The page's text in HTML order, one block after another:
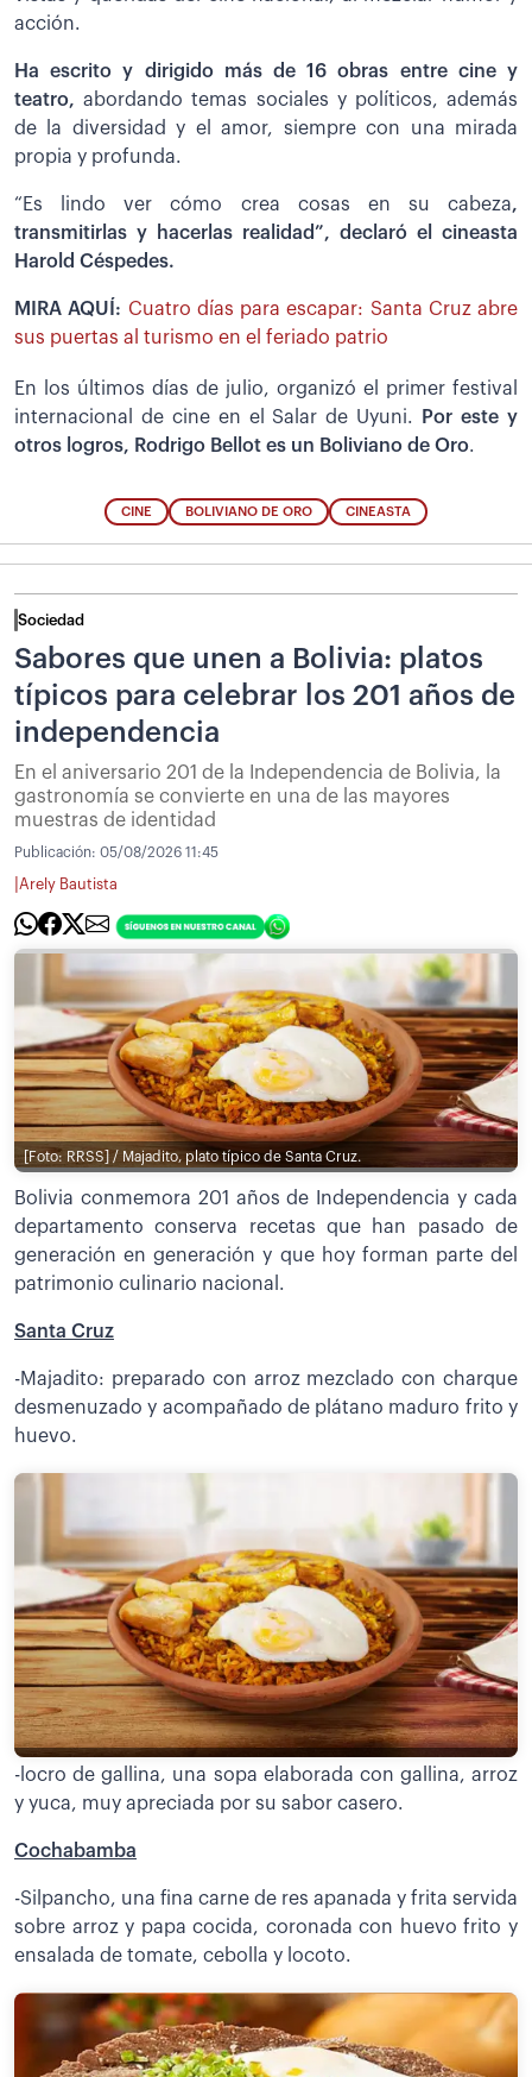
acción.
Ha escrito y dirigido más de 16 obras entre cine y
teatro, abordando temas sociales y políticos, además
de la diversidad y el amor, siempre con una mirada
propia y profunda.
“Es lindo ver cómo crea cosas en su cabeza,
transmitirlas y hacerlas realidad”, declaró el cineasta
Harold Céspedes.
MIRA AQUÍ: Cuatro días para escapar: Santa Cruz abre
sus puertas al turismo en el feriado patrio
En los últimos días de julio, organizó el primer festival
internacional de cine en el Salar de Uyuni.
Por este y
otros logros, Rodrigo Bellot es un Boliviano de Oro.
CINE BOLIVIANO DE ORO CINEASTA
Sociedad
Sabores que unen a Bolivia: platos
típicos para celebrar los 201 años de
independencia
En el aniversario 201 de la Independencia de Bolivia, la
gastronomía se convierte en una de las mayores
muestras de identidad
Publicación: 05/08/2026 11:45
Arely Bautista
[Foto: RRSS] / Majadito, plato típico de Santa Cruz.
Bolivia conmemora 201 años de Independencia y cada
departamento conserva recetas que han pasado de
generación en generación y que hoy forman parte del
patrimonio culinario nacional.
Santa Cruz
-Majadito: preparado con arroz mezclado con charque
desmenuzado y acompañado de plátano maduro frito y
huevo.
-locro de gallina, una sopa elaborada con gallina, arroz
y yuca, muy apreciada por su sabor casero.
Cochabamba
-Silpancho, una fina carne de res apanada y frita servida
sobre arroz y papa cocida, coronada con huevo frito y
ensalada de tomate, cebolla y locoto.